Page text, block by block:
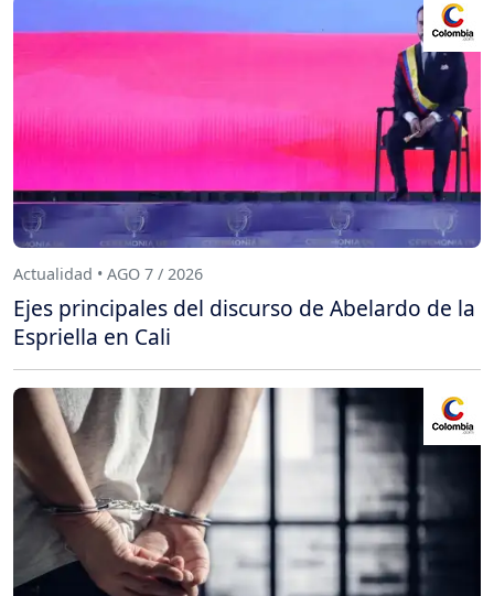
Actualidad • AGO 7 / 2026
Ejes principales del discurso de Abelardo de la
Espriella en Cali